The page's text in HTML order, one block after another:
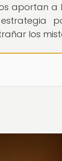
aportan a
los